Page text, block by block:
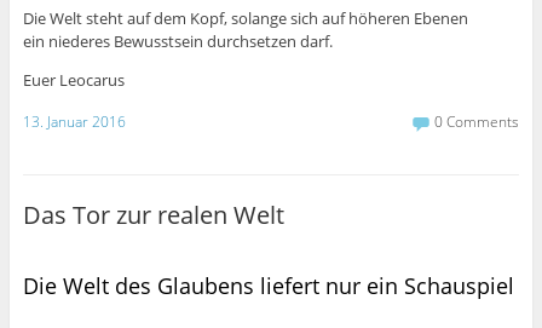
Die Welt steht auf dem Kopf, solange sich auf höheren Ebenen
ein niederes Bewusstsein durchsetzen darf.
Euer Leocarus
13. Januar 2016 0 Comments
Das Tor zur realen Welt
Die Welt des Glaubens liefert nur ein Schauspiel